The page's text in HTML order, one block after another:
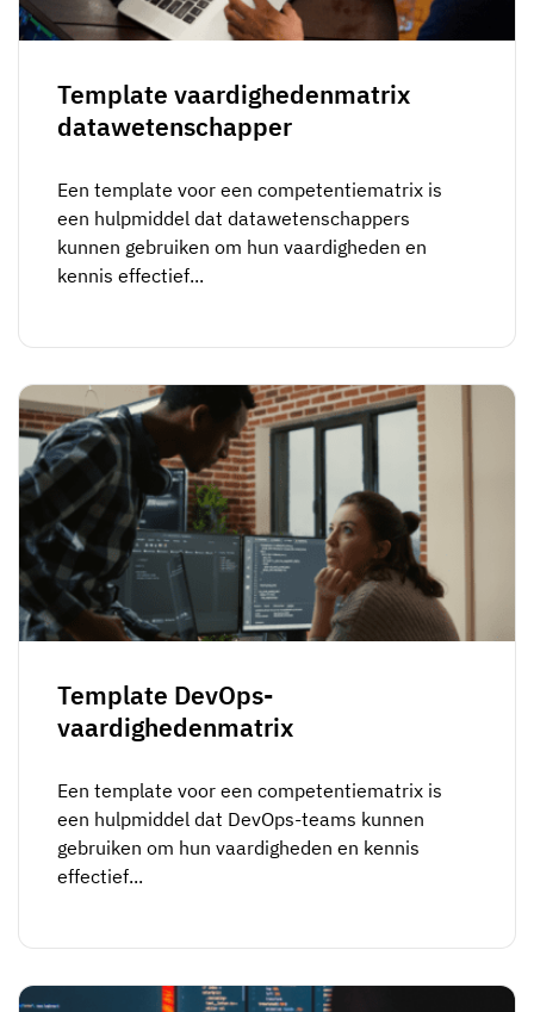
Medewerkersprofiel
Trainingsgeschiedenis
Certificaten & licenties
Frontline skills-app
Compliance
Audit trails
Insights
Skill gap-analyse
Effectiviteit van trainingen
Compliance-dashboards
nu
Per rol
Trainingscoördinator
Operationeel manager
ICT-manager
Auditor
Intersnack
Syngenta
Lenzing
Ashland
Verpakking
Canpack
Vista
Stop met achtervolgen, begin met
automatiseren
Klantsucces
Kennisbank
AG5-status
Ondersteuning
Bedrijf
Template vaardighedenmatrix
datawetenschapper
Een template voor een competentiematrix is
een hulpmiddel dat datawetenschappers
kunnen gebruiken om hun vaardigheden en
kennis effectief...
Template DevOps-
vaardighedenmatrix
Een template voor een competentiematrix is
een hulpmiddel dat DevOps-teams kunnen
gebruiken om hun vaardigheden en kennis
effectief...